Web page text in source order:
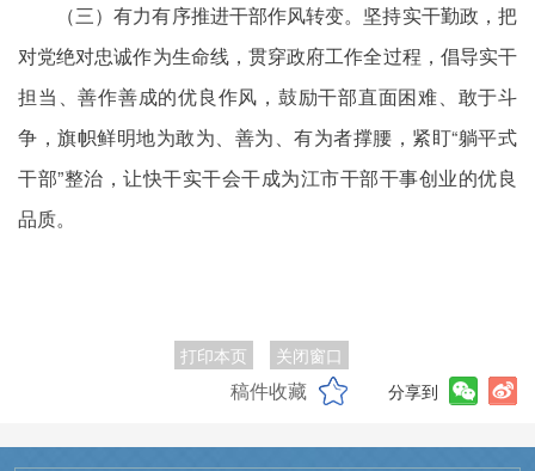
（三）有力有序推进干部作风转变。坚持实干勤政，把
对党绝对忠诚作为生命线，贯穿政府工作全过程，倡导实干
担当、善作善成的优良作风，鼓励干部直面困难、敢于斗
争，旗帜鲜明地为敢为、善为、有为者撑腰，紧盯“躺平式
干部”整治，让快干实干会干成为江市干部干事创业的优良
品质。
打印本页 关闭窗口
稿件收藏 分享到